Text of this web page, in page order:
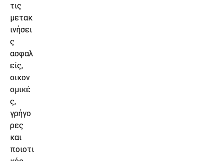
τις
μετακ
ινήσει
ς
ασφαλ
είς,
οικον
ομικέ
ς,
γρήγο
ρες
και
ποιοτι